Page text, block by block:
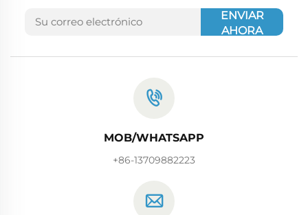
ENVIAR
AHORA
MOB/WHATSAPP
+86-13709882223